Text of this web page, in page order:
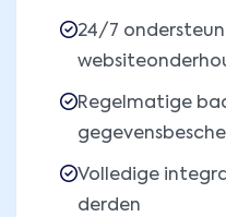
24/7
Regelmatige
Volledige
derden